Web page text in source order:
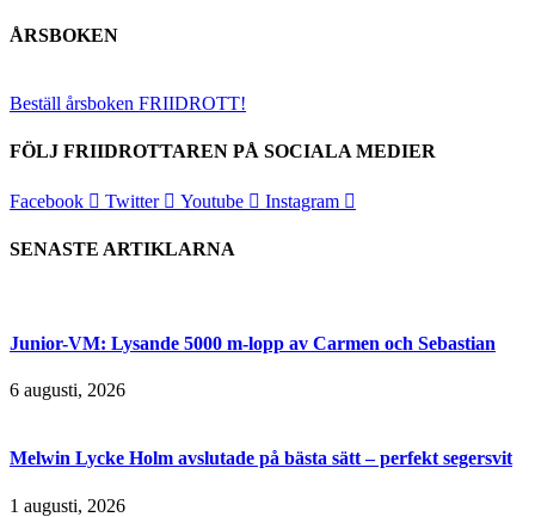
ÅRSBOKEN
Beställ årsboken FRIIDROTT!
FÖLJ FRIIDROTTAREN PÅ SOCIALA MEDIER
Facebook Twitter Youtube Instagram
SENASTE ARTIKLARNA
Junior-VM: Lysande 5000 m-lopp av Carmen och Sebastian
6 augusti, 2026
Melwin Lycke Holm avslutade på bästa sätt – perfekt segersvit
1 augusti, 2026